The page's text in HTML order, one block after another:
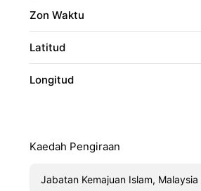
Zon Waktu
Latitud
Longitud
Kaedah Pengiraan